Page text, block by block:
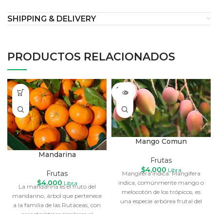
SHIPPING & DELIVERY
PRODUCTOS RELACIONADOS
Mandarina
Frutas
$4,000 Libra
La mandarina es el fruto del
mandarino, árbol que pertenece
a la familia de las Rutáceas, con
SOLD
OUT
Mango Comun
Frutas
$4,000 Libra
Mangifera indica. Mangifera
indica, comúnmente mango o
melocotón de los trópicos, es
una especie arbórea frutal del